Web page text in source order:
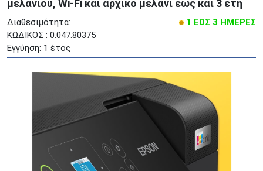
μελανιού, Wi-Fi και αρχικό μελάνι έως και 3 έτη
Διαθεσιμότητα:
1 ΕΩΣ 3 ΗΜΕΡΕΣ
ΚΩΔΙΚΟΣ : 0.047.80375
Εγγύηση: 1 έτος